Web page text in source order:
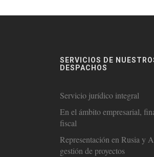
SERVICIOS DE
DESPACHOS
Servicio jurídico integral
En el ámbito empresarial,
fiscal
Representación en Rusia y
gestión de proyectos